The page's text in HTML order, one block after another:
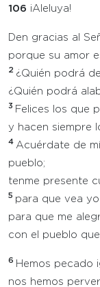
106 ¡Aleluya!
Den gracias al
porque su amor
2 ¿Quién podrá
¿Quién podrá
3 Felices los que
y hacen siempre
4 Acuérdate de
pueblo;
tenme presente
5 para que vea
para que me
con el pueblo
6 Hemos pecado
nos hemos